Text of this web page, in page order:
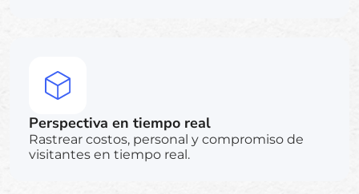
Perspectiva en tiempo real
Rastrear costos, personal y compromiso de
visitantes en tiempo real.